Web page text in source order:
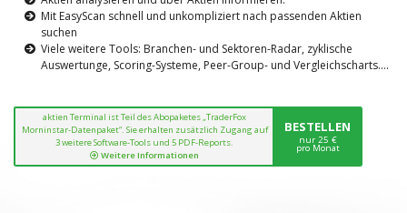
Mit EasyScan schnell und unkompliziert nach passenden Aktien
suchen
Viele weitere Tools: Branchen- und Sektoren-Radar, zyklische
Auswertunge, Scoring-Systeme, Peer-Group- und Vergleichscharts....
aktien Terminal ist Teil des Abopaketes „TraderFox
Morninstar-Datenpaket“. Sie erhalten zusätzlich Zugang auf
3 weitere Software-Tools und 5 PDF-Reports.
Weitere Informationen
BESTELLEN
nur 25 €
pro Monat